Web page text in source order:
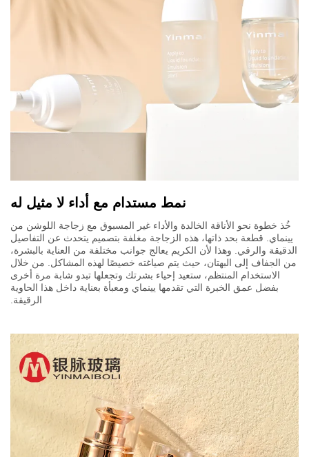
نمط مستدام مع أداء لا مثيل له
خُذ خطوة نحو الأناقة الخالدة والأداء غير المسبوق مع زجاجة اللوشن من
يينماي. قطعة بحد ذاتها، هذه الزجاجة مغلفة بتصميم يتحدث عن التفاصيل
الدقيقة والرقي. وهذا لأن الكريم يعالج جوانب مختلفة من العناية بالبشرة،
من الجفاف إلى البهتان، حيث يتم صياغته خصيصًا لهذه المشاكل. من خلال
الاستخدام المنتظم، ستعيد إحياء بشرتك وتجعلها تبدو شابة مرة أخرى
بفضل عمق الخبرة التي تقدمها يينماي ومعبأة بعناية داخل هذا الحاوية
الرقيقة.